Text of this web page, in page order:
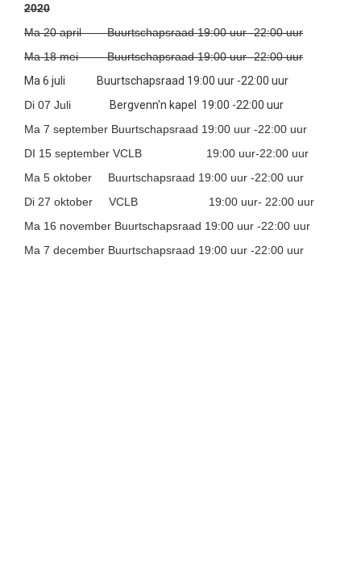
2020
Ma 20 april Buurtschapsraad 19:00 uur -22:00 uur
Ma 18 mei Buurtschapsraad 19:00 uur -22:00 uur
Ma 6 juli Buurtschapsraad 19:00 uur -22:00 uur
Di 07 Juli
Bergvenn'n kapel 19:00 -22:00 uur
Ma 7 september Buurtschapsraad 19:00 uur -22:00 uur
DI 15 september VCLB 19:00 uur-22:00 uur
Ma 5 oktober Buurtschapsraad 19:00 uur -22:00 uur
Di 27 oktober VCLB 19:00 uur- 22:00 uur
Ma 16 november Buurtschapsraad 19:00 uur -22:00 uur
Ma 7 december Buurtschapsraad 19:00 uur -22:00 uur